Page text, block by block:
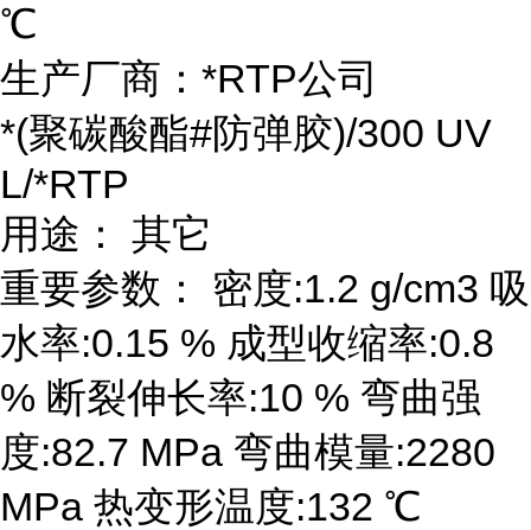
℃
生产厂商：*RTP公司
*(聚碳酸酯#防弹胶)/300 UV
L/*RTP
用途： 其它
重要参数： 密度:1.2 g/cm3 吸
水率:0.15 % 成型收缩率:0.8
% 断裂伸长率:10 % 弯曲强
度:82.7 MPa 弯曲模量:2280
MPa 热变形温度:132 ℃